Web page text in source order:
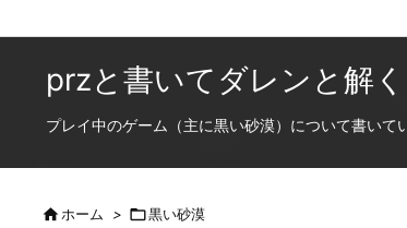
przと書いてダレンと解く
プレイ中のゲーム（主に黒い砂漠）について書い
ホーム > 黒い砂漠